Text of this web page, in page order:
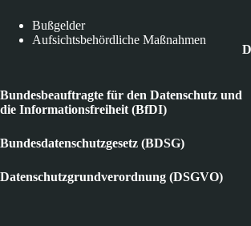
Bußgelder
Aufsichtsbehördliche Maßnahmen
Bundesbeauftragte für den Datenschutz und
die Informationsfreiheit (BfDI)
Bundesdatenschutzgesetz (BDSG)
Datenschutzgrundverordnung (DSGVO)